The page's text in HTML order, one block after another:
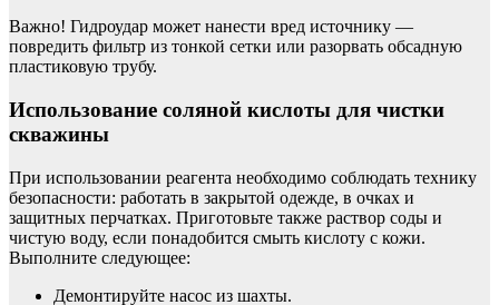
Важно! Гидроудар может нанести вред источнику —
повредить фильтр из тонкой сетки или разорвать обсадную
пластиковую трубу.
Использование соляной кислоты для чистки
скважины
При использовании реагента необходимо соблюдать технику
безопасности: работать в закрытой одежде, в очках и
защитных перчатках. Приготовьте также раствор соды и
чистую воду, если понадобится смыть кислоту с кожи.
Выполните следующее:
Демонтируйте насос из шахты.